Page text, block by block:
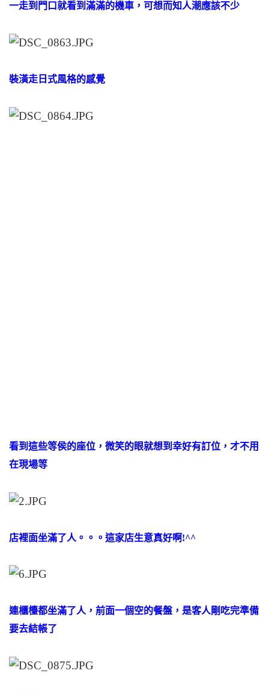
一走到門口就看到滿滿的機車，可想而知人潮應該不少
裝潢走日式風格的感覺
看到這些等侯的座位，微笑的眼就想到幸好有訂位，才不用
在現場等
店裡面坐滿了人。。。這家店生意真好啊!^^
連櫃檯都坐滿了人，前面一個空的餐盤，是客人剛吃完準備
要去結帳了